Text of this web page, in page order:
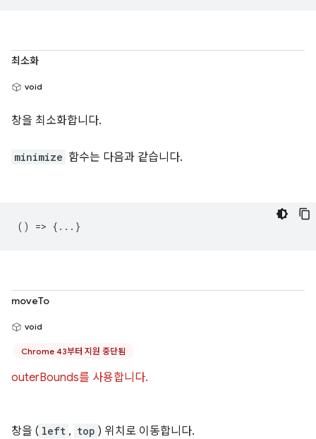
최소화
void
창을 최소화합니다.
minimize 함수는 다음과 같습니다.
() => {...}
moveTo
void
Chrome 43부터 지원 중단됨
outerBounds를 사용합니다.
창을 ( left , top ) 위치로 이동합니다.